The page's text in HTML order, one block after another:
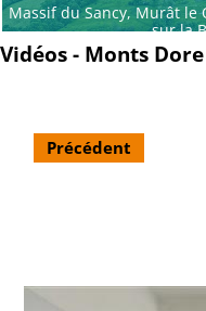
Massif du Sancy, Murât le
sur la
Vidéos - Monts
Précédent